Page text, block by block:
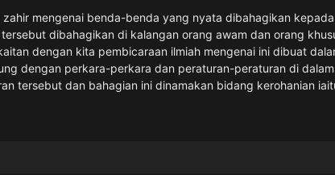
mengenai benda-benda yang nyata dibahagikan kepada dua
di kalangan orang awam dan orang khusus, hamba-
ilmiah mengenai ini dibuat dalam empat bahagian.
dan peraturan-peraturan di dalam dunia ini. Kedua
kerohanian iaitu pengetahuan[…]